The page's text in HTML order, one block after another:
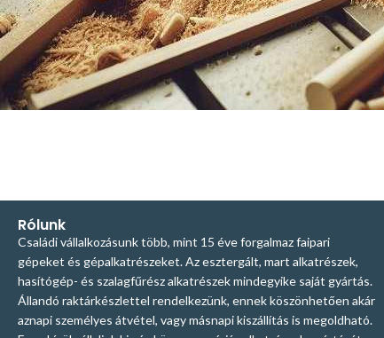
Rólunk
Családi vállalkozásunk több, mint 15 éve forgalmaz faipari
gépeket és gépalkatrészeket. Az esztergált, mart alkatrészek,
hasítógép- és szalagfűrész alkatrészek mindegyike saját gyártás.
Állandó raktárkészlettel rendelkezünk, ennek köszönhetően akár
aznapi személyes átvétel, vagy másnapi kiszállítás is megoldható.